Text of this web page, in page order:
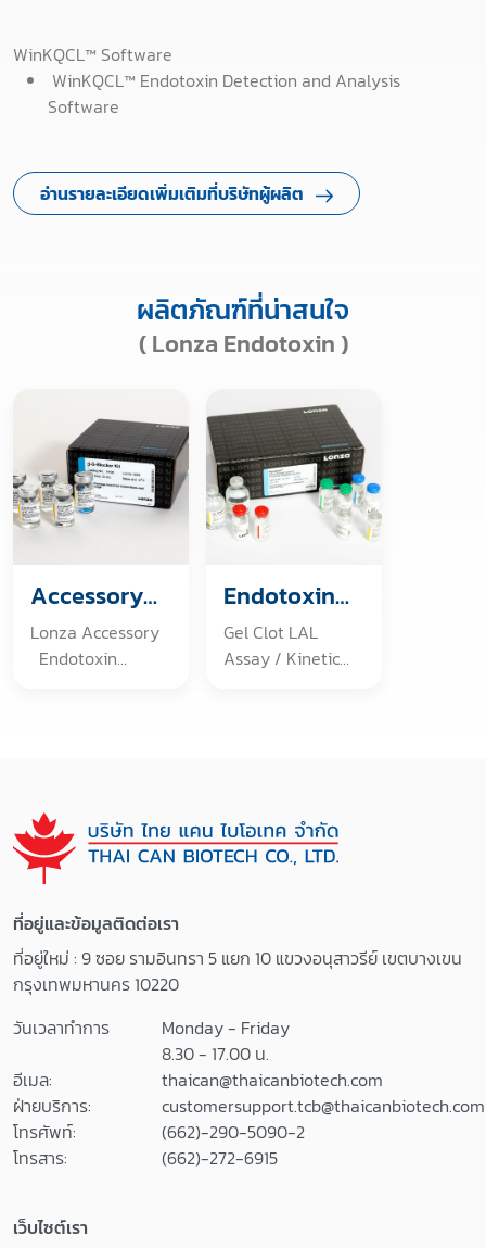
WinKQCL™ Software
WinKQCL™ Endotoxin Detection and Analysis
Software
อ่านรายละเอียดเพิ่มเติมที่บริษัทผู้ผลิต
ผลิตภัณฑ์ที่น่าสนใจ
( Lonza Endotoxin )
Accessory
Products
Lonza Accessory
Endotoxin
Dispersing Agent
LAL Reagent
Water 100 ml
LAL Reagent
Water 500 ml
LAL Reagent
Reservoirs
Pyrogen-Free
Test Tubes
Dilution Tubes >>
Certificates of
Analysis <<
Endotoxin
Detection
Gel Clot LAL
Assay / Kinetic
™ Plus Gel Clot
LAL Assay (with
endotoxin)
EU/ml , 64 tests
EU/ml , 200 tests
PYROGENT™
Kinetic LAL Assay
PYROGENT™-500
0 Kinetic
Turbidimetric LAL
ที่อยู่และข้อมูลติดต่อเรา
ที่อยู่ใหม่ : 9 ซอย รามอินทรา 5 แยก 10 แขวงอนุสาวรีย์ เขตบางเขน
กรุงเทพมหานคร 10220
วันเวลาทำการ
Monday - Friday
8.30 - 17.00 น.
อีเมล:
thaican@thaicanbiotech.com
ฝ่ายบริการ:
customersupport.tcb@thaicanbiotech.com
โทรศัพท์:
(662)-290-5090-2
โทรสาร:
(662)-272-6915
เว็บไซต์เรา